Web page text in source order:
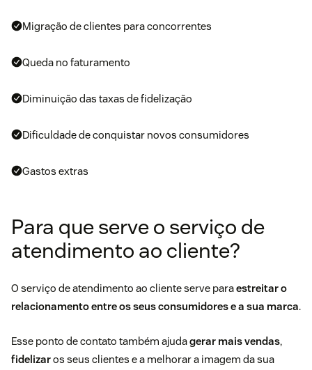
Migração de clientes para concorrentes
Queda no faturamento
Diminuição das taxas defidelização
Dificuldade de conquistar novos consumidores
Gastos extras
Para que serve o serviço de
atendimento ao cliente?
O serviço de atendimento ao cliente serve paraestreitar o
relacionamento entre os seus consumidores e a sua marca.
Esse ponto de contato também ajudagerar mais vendas,
fidelizaros seus clientes e a melhorar a imagem da sua